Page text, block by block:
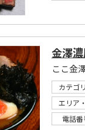
金澤
カテゴ
エリア
電話番